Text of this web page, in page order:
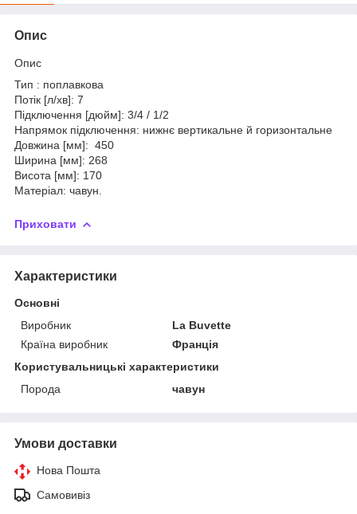
Опис
Опис
Тип : поплавкова
Потік [л/хв]: 7
Підключення [дюйм]: 3/4 / 1/2
Напрямок підключення: нижнє вертикальне й горизонтальне
Довжина [мм]: 450
Ширина [мм]: 268
Висота [мм]: 170
Матеріал: чавун.
Приховати
Характеристики
Основні
Виробник
La Buvette
Країна виробник
Франція
Користувальницькі характеристики
Порода
чавун
Умови доставки
Нова Пошта
Самовивіз